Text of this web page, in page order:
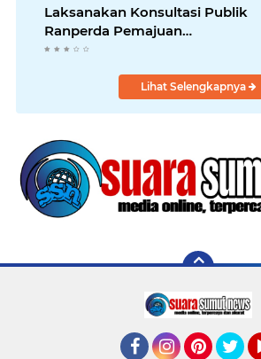
Laksanakan Konsultasi Publik
Ranperda Pemajuan
Kebudayaan Daerah
Lihat Selengkapnya